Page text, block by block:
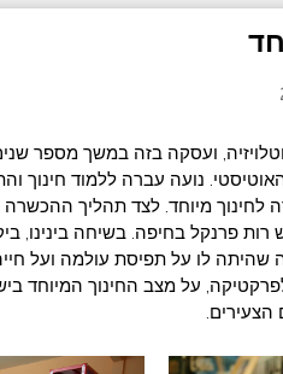
ועסקה בזה במשך מספר
נועה עברה ללמוד חינוך
מיוחד. לצד תהליך
רות פרנקל בחיפה. בשיחה
לו על תפיסת עולמה ועל
על מצב החינוך המיוחד